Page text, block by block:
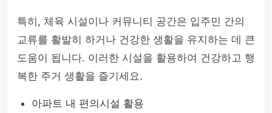
특히, 체육 시설이나 커뮤니티 공간은 입주민 간의
교류를 활발히 하거나 건강한 생활을 유지하는 데 큰
도움이 됩니다. 이러한 시설을 활용하여 건강하고 행
복한 주거 생활을 즐기세요.
아파트 내 편의시설 활용